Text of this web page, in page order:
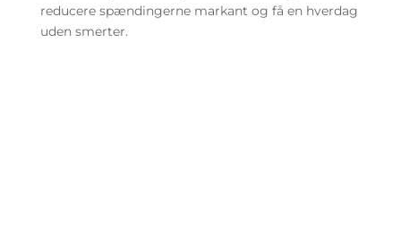
reducere spændingerne markant og få en hverdag
uden smerter.